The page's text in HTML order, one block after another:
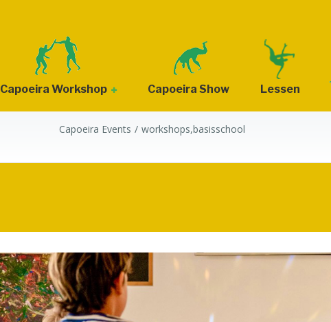
Capoeira Workshop Capoeira Show Lessen
CATEGORIE: WORKSHOPS,BASISSCHOOL
Capoeira Events workshops,basisschool